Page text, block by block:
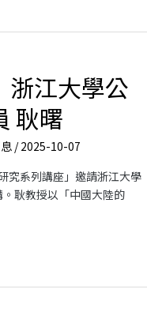
浙江大學公
耿曙
/2025-10-07
究系列講座」邀請浙江大學
耿教授以「中國大陸的